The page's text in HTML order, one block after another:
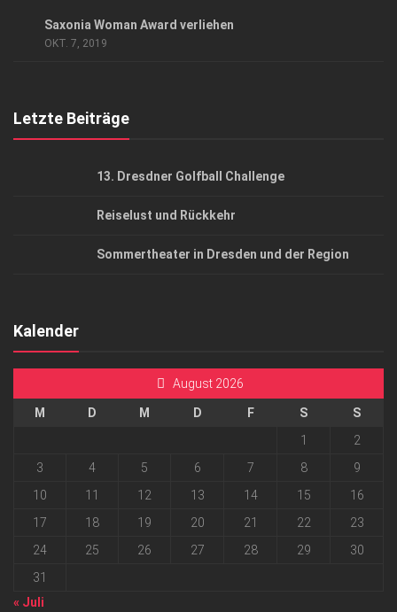
Saxonia Woman Award verliehen
OKT. 7, 2019
Letzte Beiträge
13. Dresdner Golfball Challenge
Reiselust und Rückkehr
Sommertheater in Dresden und der Region
Kalender
August 2026
M D M D F S
S
1
2
3
4 5 6 7 8
9
10
11 12 13 14 15
16
17
18 19 20 21 22
23
24
25 26 27 28 29
30
31
« Juli